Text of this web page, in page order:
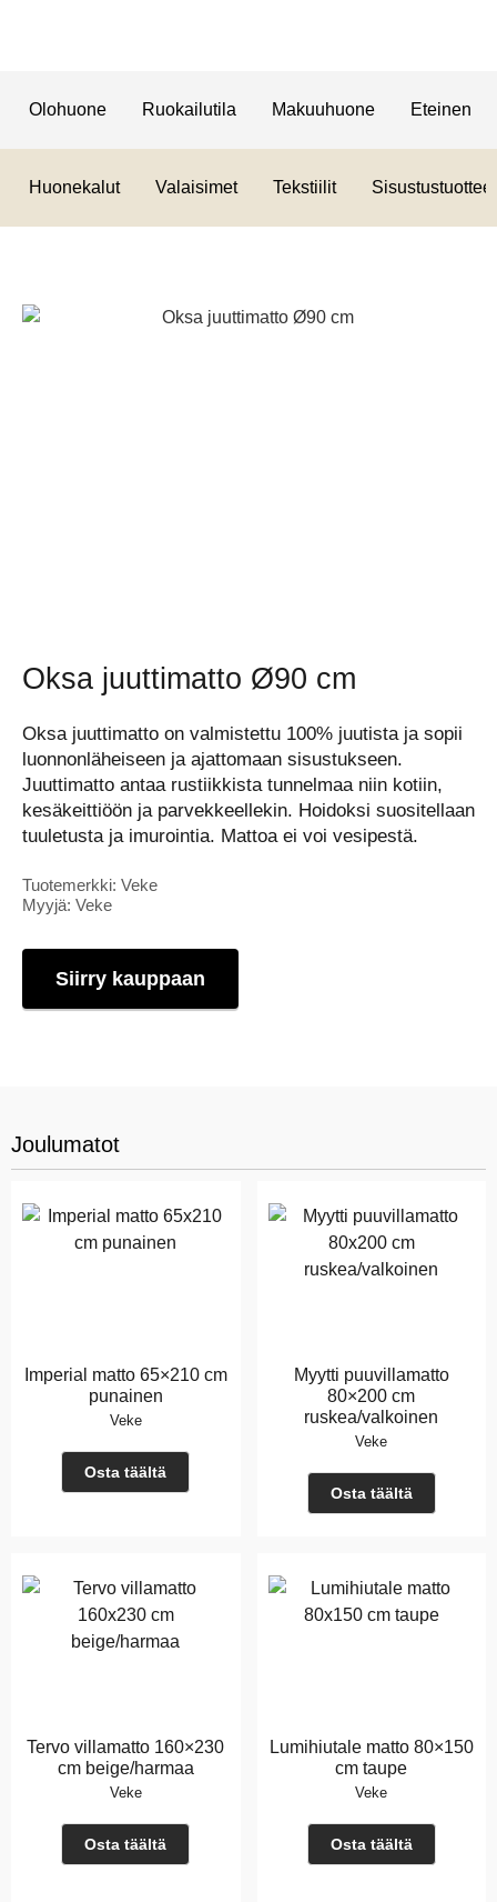
Olohuone Ruokailutila Makuuhuone Eteinen
Huonekalut Valaisimet Tekstiilit Sisustustuotteet
Oksa juuttimatto Ø90 cm
Oksa juuttimatto on valmistettu 100% juutista ja sopii
luonnonläheiseen ja ajattomaan sisustukseen.
Juuttimatto antaa rustiikkista tunnelmaa niin kotiin,
kesäkeittiöön ja parvekkeellekin. Hoidoksi suositellaan
tuuletusta ja imurointia. Mattoa ei voi vesipestä.
Tuotemerkki: Veke
Myyjä: Veke
Siirry kauppaan
Joulumatot
Imperial matto 65×210 cm
punainen
Veke
Osta täältä
Myytti puuvillamatto
80×200 cm
ruskea/valkoinen
Veke
Osta täältä
Tervo villamatto 160×230
cm beige/harmaa
Veke
Osta täältä
Lumihiutale matto 80×150
cm taupe
Veke
Osta täältä